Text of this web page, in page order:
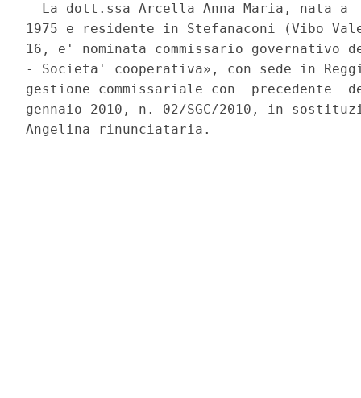
La dott.ssa Arcella Anna Maria, nata a
1975 e residente in Stefanaconi (Vibo
16, e' nominata commissario governativo
- Societa' cooperativa», con sede in
gestione commissariale con
gennaio 2010, n. 02/SGC/2010, in